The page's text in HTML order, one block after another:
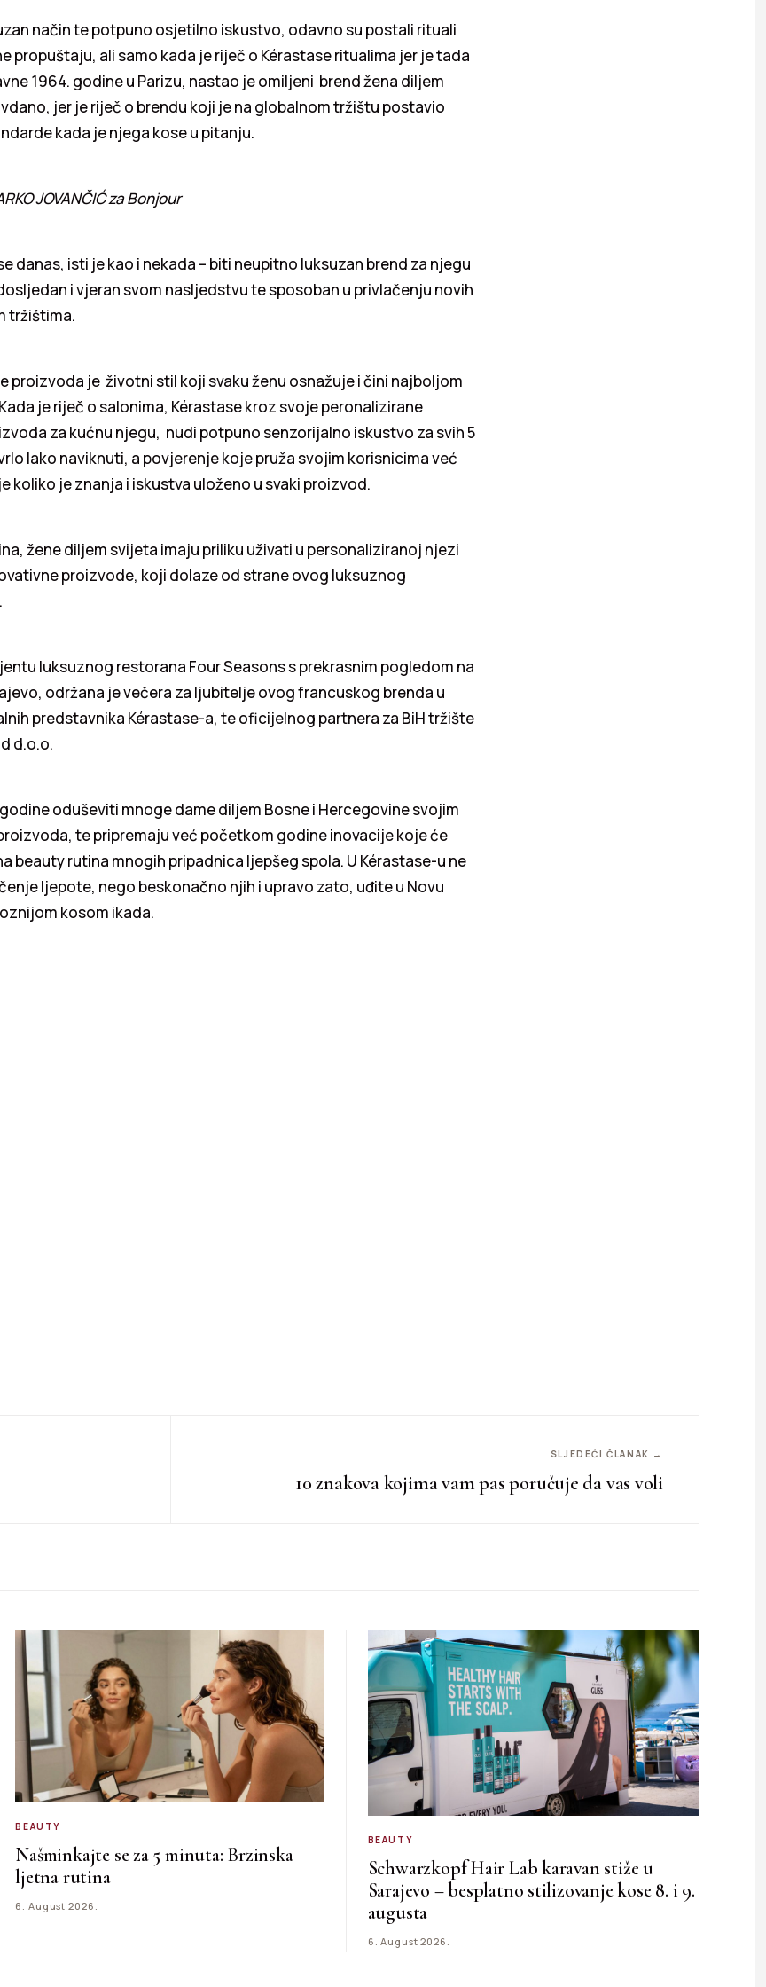
način te potpuno osjetilno iskustvo, odavno su postali rituali
propuštaju, ali samo kada je riječ o Kérastase ritualima jer je tada
1964. godine u Parizu, nastao je omiljeni brend žena diljem
jer je riječ o brendu koji je na globalnom tržištu postavio
kada je njega kose u pitanju.
JOVANČIĆ za Bonjour
danas, isti je kao i nekada – biti neupitno luksuzan brend za njegu
i vjeran svom nasljedstvu te sposoban u privlačenju novih
tržištima.
proizvoda je životni stil koji svaku ženu osnažuje i čini najboljom
je riječ o salonima, Kérastase kroz svoje peronalizirane
za kućnu njegu, nudi potpuno senzorijalno iskustvo za svih 5
lako naviknuti, a povjerenje koje pruža svojim korisnicima već
koliko je znanja i iskustva uloženo u svaki proizvod.
žene diljem svijeta imaju priliku uživati u personaliziranoj njezi
proizvode, koji dolaze od strane ovog luksuznog
luksuznog restorana Four Seasons s prekrasnim pogledom na
održana je večera za ljubitelje ovog francuskog brenda u
predstavnika Kérastase-a, te oficijelnog partnera za BiH tržište
d.o.o.
oduševiti mnoge dame diljem Bosne i Hercegovine svojim
te pripremaju već početkom godine inovacije koje će
beauty rutina mnogih pripadnica ljepšeg spola. U Kérastase-u ne
ljepote, nego beskonačno njih i upravo zato, uđite u Novu
kosom ikada.
SLJEDEĆI ČLANAK →
10 znakova kojima vam pas poručuje da vas voli
BEAUTY
Našminkajte se za 5 minuta: Brzinska
ljetna rutina
6. August 2026.
BEAUTY
Schwarzkopf Hair Lab karavan stiže u
Sarajevo – besplatno stilizovanje kose 8. i 9.
augusta
6. August 2026.